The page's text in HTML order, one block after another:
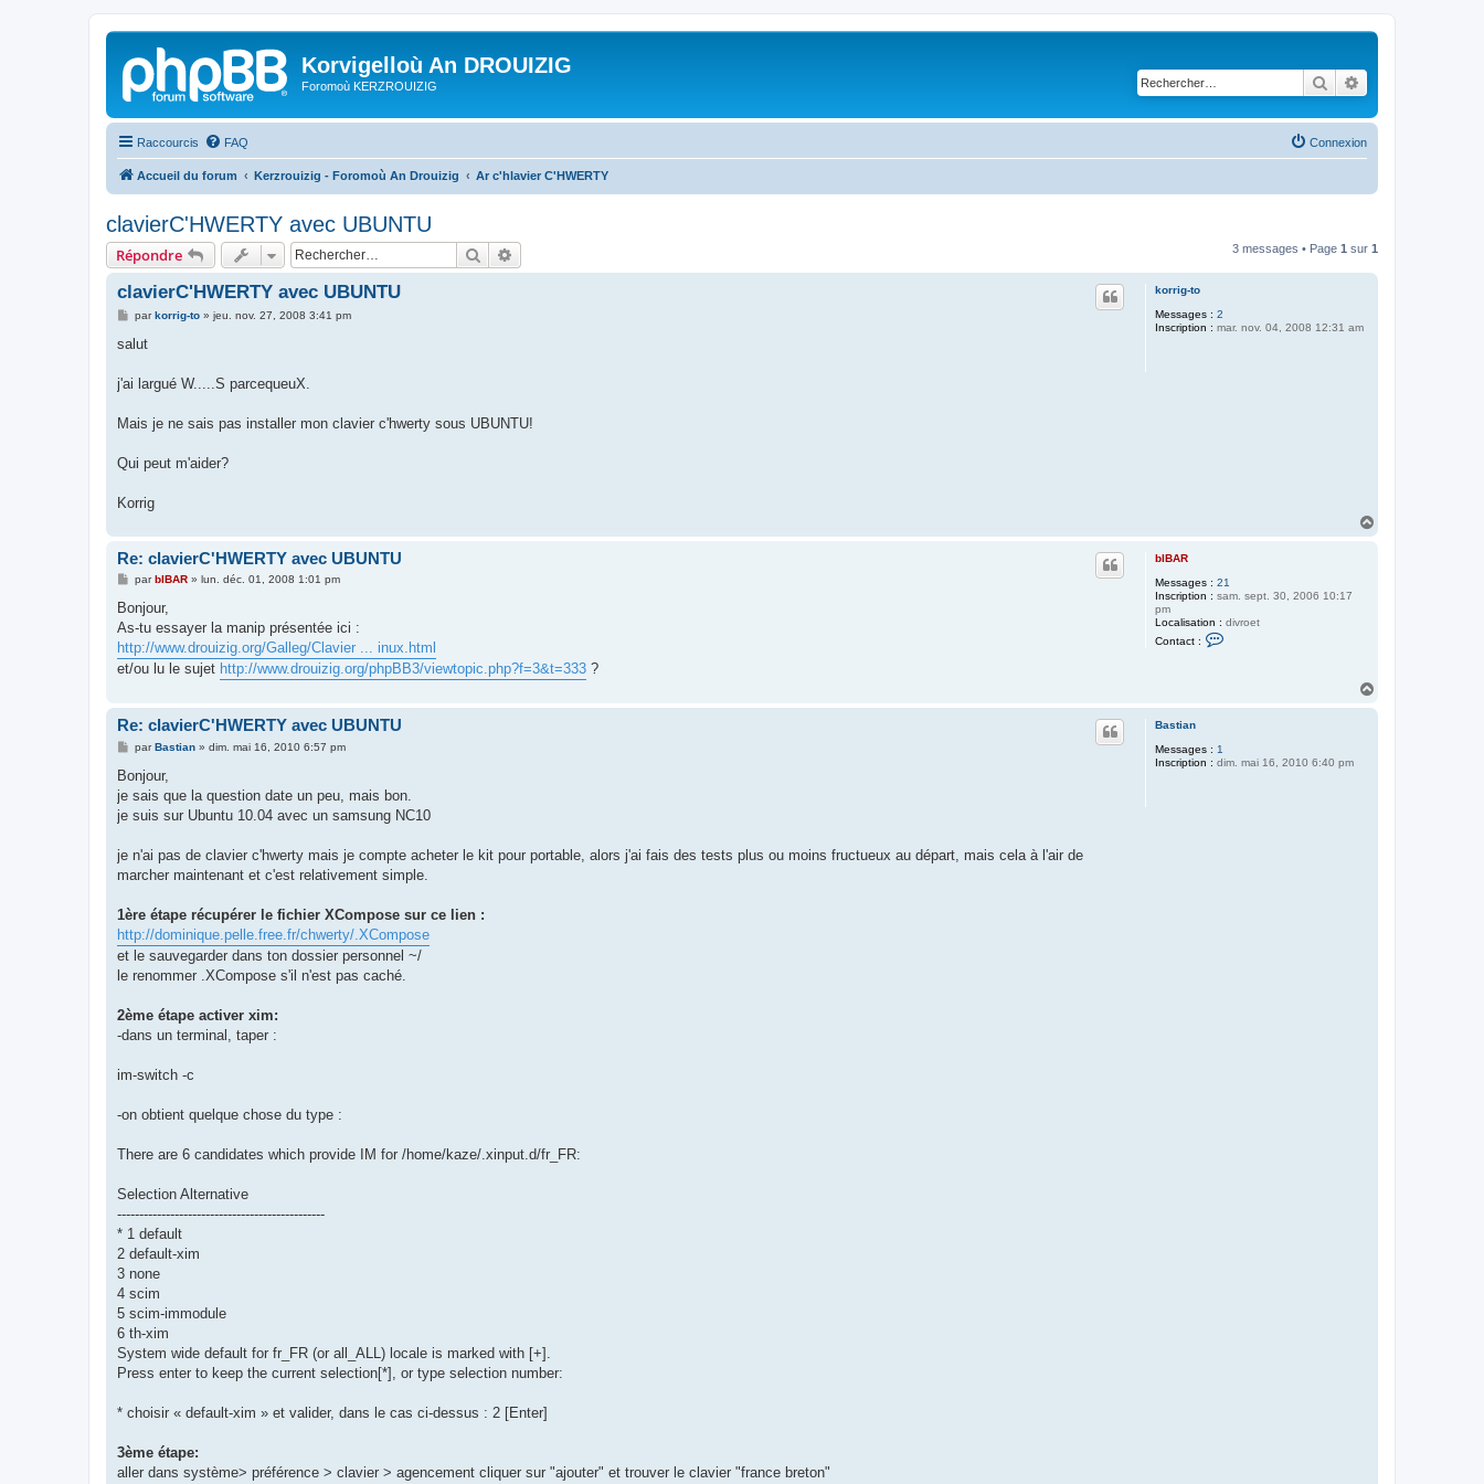
Korvigelloù An DROUIZIG
Foromoù KERZROUIZIG Rechercher
Raccourcis FAQ Connexion
Accueil du forum Kerzrouizig - Foromoù An Drouizig Ar c'hlavier C'HWERTY
clavierC'HWERTY avec UBUNTU
Répondre Rechercher 3 messages • Page 1 sur 1
korrig-to
Messages : 2
Inscription : mar. nov. 04, 2008 12:31 am
clavierC'HWERTY avec UBUNTU
M
s
g
parkorrig-to» jeu. nov. 27, 2008 3:41 pm
salut
j'ai largué W.....S parcequeuX.
Mais je ne sais pas installer mon clavier c'hwerty sous UBUNTU!
Qui peut m'aider?
Korrig
bIBAR
Messages : 21
Inscription : sam. sept. 30, 2006 10:17
pm
Localisation : divroet
Contact :
I
Re: clavierC'HWERTY avec UBUNTU
M
s
a
g
e
parbIBAR» lun. déc. 01, 2008 1:01 pm
Bonjour,
As-tu essayer la manip présentée ici :
http://www.drouizig.org/Galleg/Clavier ... inux.html
et/ou lu le sujet http://www.drouizig.org/phpBB3/viewtopic.php?f=3&t=333 ?
Bastian
Messages : 1
Inscription : dim. mai 16, 2010 6:40 pm
Re: clavierC'HWERTY avec UBUNTU
M
s
a
g
parBastian» dim. mai 16, 2010 6:57 pm
Bonjour,
je sais que la question date un peu, mais bon.
je suis sur Ubuntu 10.04 avec un samsung NC10
je n'ai pas de clavier c'hwerty mais je compte acheter le kit pour portable, alors j'ai fais des tests plus ou moins fructueux au départ, mais cela à l'air de
marcher maintenant et c'est relativement simple.
1ère étape récupérer le fichier XCompose sur ce lien :
http://dominique.pelle.free.fr/chwerty/.XCompose
et le sauvegarder dans ton dossier personnel ~/
le renommer .XCompose s'il n'est pas caché.
2ème étape activer xim:
-dans un terminal, taper :
im-switch -c
-on obtient quelque chose du type :
There are 6 candidates which provide IM for /home/kaze/.xinput.d/fr_FR:
Selection Alternative
-----------------------------------------------
* 1 default
2 default-xim
3 none
4 scim
5 scim-immodule
6 th-xim
System wide default for fr_FR (or all_ALL) locale is marked with [+].
Press enter to keep the current selection[*], or type selection number:
* choisir « default-xim » et valider, dans le cas ci-dessus : 2 [Enter]
3ème étape:
aller dans système> préférence > clavier > agencement cliquer sur "ajouter" et trouver le clavier "france breton"